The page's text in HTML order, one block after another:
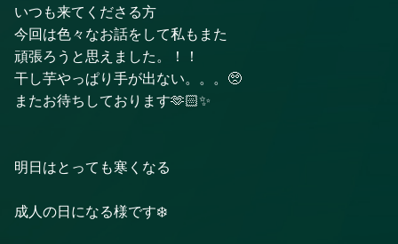
いつも来てくださる方
今回は色々なお話をして私もまた
頑張ろうと思えました。！！
干し芋やっぱり手が出ない。。。🥺
またお待ちしております🫶🏻✨
明日はとっても寒くなる
成人の日になる様です❄️